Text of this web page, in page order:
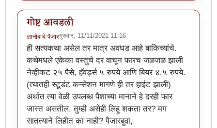
गोष्ट आवडली
ज्ञानोबाचे पैजारगुरुवार, 11/11/2021 11:16
ही सत्यकथा असेल तर मात्र अवघड आहे बाकिच्यांचे.
कथेमधले एकेका वस्तुचे दर वाचून फारच जळजळ झाली
नेव्हीकट २५ पैसे, हॅवर्ड्स ५ रुपये आणि बियर ४.५ रुपये.
(त्यातही स्टूडंट कन्सेशन मागणे ही तर हाईट झाली)
अर्थात त्या वेळी उपलब्ध पैशाच्या मानाने हे दरही फार
जास्त असतील. तुम्ही असेही लिहू शकता तर? मग
सातत्याने लिहीत का नाही? पैजारबुवा,